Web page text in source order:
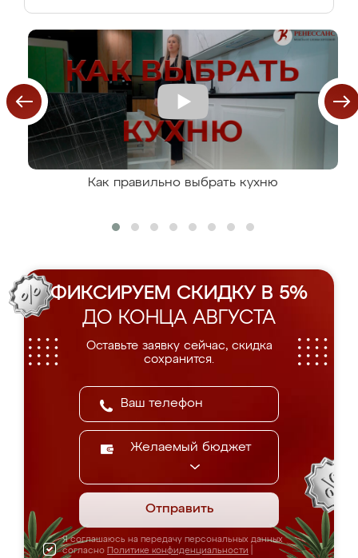
Как правильно выбрать кухню
ФИКСИРУЕМ СКИДКУ В 5%
ДО КОНЦА АВГУСТА
Оставьте заявку сейчас, скидка
сохранится.
Желаемый бюджет
Отправить
Я соглашаюсь на передачу персональных данных
согласно Политике конфиденциальности